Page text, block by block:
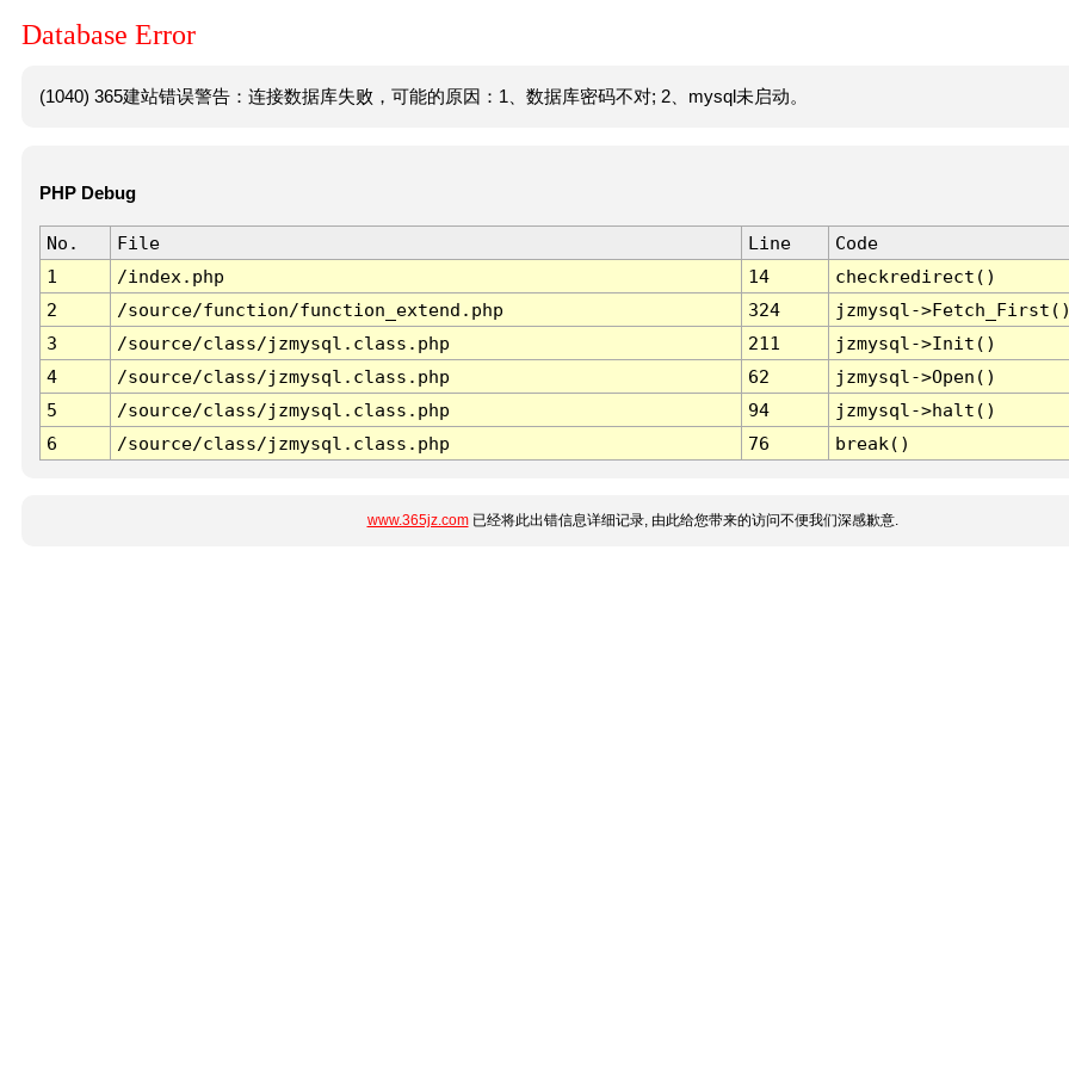
Database Error
(1040) 365建站错误警告：连接数据库失败，可能的原因：1、数据库密码不对; 2、mysql未启动。
PHP Debug
No. File Line
Code
1
/index.php 14
checkredirect()
2
/source/function/function_extend.php 324
jzmysql-
3
/source/class/jzmysql.class.php 211
jzmysql->Init()
4
/source/class/jzmysql.class.php 62
jzmysql->Open()
5
/source/class/jzmysql.class.php 94
jzmysql->halt()
6
/source/class/jzmysql.class.php 76 break()
www.365jz.com已经将此出错信息详细记录, 由此给您带来的访问不便我们深感歉意.